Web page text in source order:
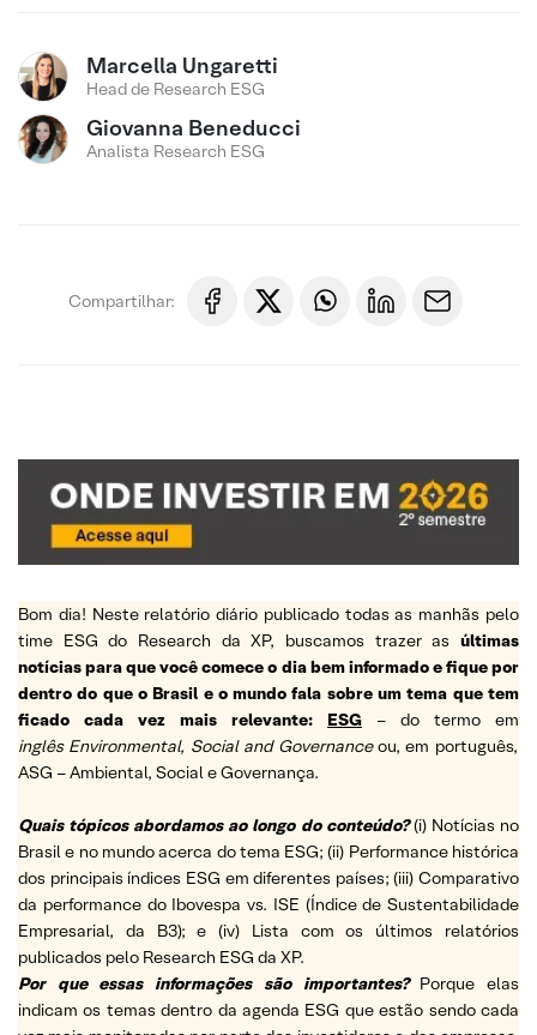
Marcella Ungaretti
Head de Research ESG
Giovanna Beneducci
Analista Research ESG
Compartilhar:
Bom dia! Neste relatório diário publicado todas as manhãs pelo
time ESG do Research da XP, buscamos trazer as últimas
notícias para que você comece o dia bem informado e fique por
dentro do que o Brasil e o mundo fala sobre um tema que tem
ficado cada vez mais relevante:
ESG
– do termo em
inglês Environmental, Social and Governanceou, em português,
ASG – Ambiental, Social e Governança.
Quais tópicos abordamos ao longo do conteúdo? (i) Notícias no
Brasil e no mundo acerca do tema ESG; (ii) Performance histórica
dos principais índices ESG em diferentes países; (iii) Comparativo
da performance do Ibovespa vs. ISE (Índice de Sustentabilidade
Empresarial, da B3); e (iv) Lista com os últimos relatórios
publicados pelo Research ESG da XP.
Por que essas informações são importantes? Porque elas
indicam os temas dentro da agenda ESG que estão sendo cada